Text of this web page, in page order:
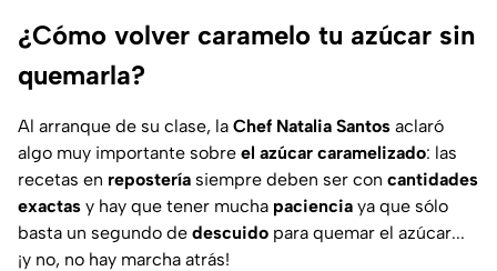
¿Cómo volver caramelo tu azúcar sin
quemarla?
Al arranque de su clase, la Chef Natalia Santos aclaró
algo muy importante sobre el azúcar caramelizado: las
recetas en repostería siempre deben ser con cantidades
exactas y hay que tener mucha paciencia ya que sólo
basta un segundo de descuido para quemar el azúcar...
¡y no, no hay marcha atrás!